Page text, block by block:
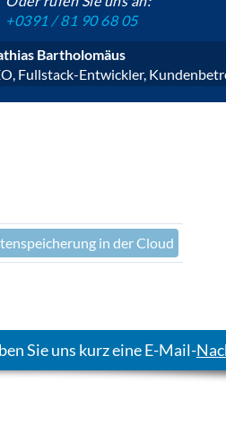
Bartholomäus
Fullstack-Entwickler,
+0391 / 81 90 68 05
in der Cloud
Sie uns kurz eine E-Mail-